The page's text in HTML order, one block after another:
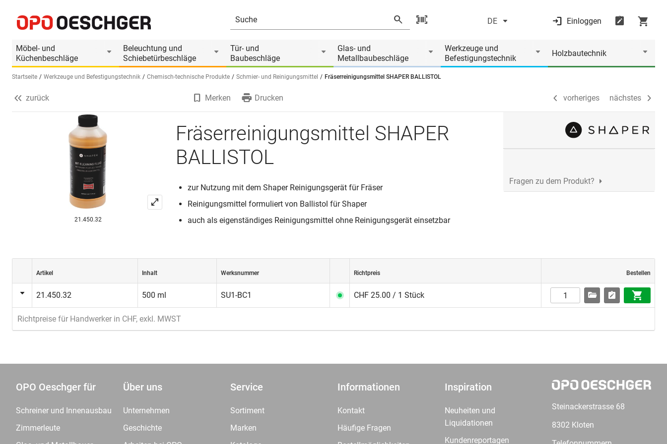
DE Einloggen
Möbel- und
Küchenbeschläge
Beleuchtung und
Schiebetürbeschläge
Tür- und
Baubeschläge
Glas- und
Metallbaubeschläge
Werkzeuge und
Befestigungstechnik
Holzbautechnik
Sprache wählen (DE)
Startseite Werkzeuge und Befestigungstechnik Chemisch-technische Produkte Schmier- und Reinigungsmittel Fräserreinigungsmittel SHAPER BALLISTOL
Produktinformationen
vorheriges nächstes
zurück Merken Drucken vorheriges nächstes
21.450.32
Fräserreinigungsmittel SHAPER
BALLISTOL
zur Nutzung mit dem Shaper Reinigungsgerät für Fräser
Reinigungsmittel formuliert von Ballistol für Shaper
auch als eigenständiges Reinigungsmittel ohne Reinigungsgerät einsetzbar
Fragen zu dem Produkt?
Artikel Inhalt Werksnummer Richtpreis Bestellen
21.450.32 500 ml SU1-BC1 CHF 25.00 / 1 Stück
Richtpreise für Handwerker in CHF, exkl. MWST
OPO Oeschger für
Schreiner und Innenausbau
Zimmerleute
Über uns
Unternehmen
Geschichte
Service
Sortiment
Marken
Informationen
Kontakt
Häufige Fragen
Inspiration
Neuheiten und
Liquidationen
Kundenreportagen
Steinackerstrasse 68
8302 Kloten